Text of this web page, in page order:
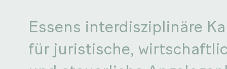
Essens interdisziplinäre
für juristische,